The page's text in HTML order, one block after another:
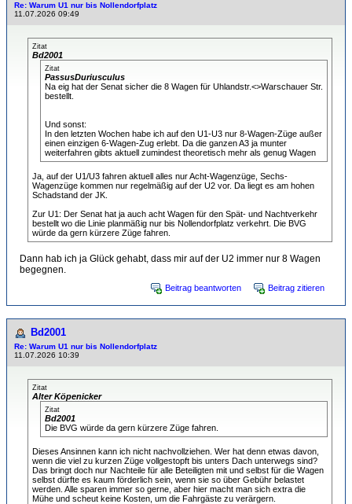
Re: Warum U1 nur bis Nollendorfplatz
11.07.2026 09:49
Zitat
Bd2001
Zitat
PassusDuriusculus
Na eig hat der Senat sicher die 8 Wagen für Uhlandstr.<>Warschauer Str.
bestellt.
Und sonst:
In den letzten Wochen habe ich auf den U1-U3 nur 8-Wagen-Züge außer
einen einzigen 6-Wagen-Zug erlebt. Da die ganzen A3 ja munter
weiterfahren gibts aktuell zumindest theoretisch mehr als genug Wagen
Ja, auf der U1/U3 fahren aktuell alles nur Acht-Wagenzüge, Sechs-
Wagenzüge kommen nur regelmäßig auf der U2 vor. Da liegt es am hohen
Schadstand der JK.
Zur U1: Der Senat hat ja auch acht Wagen für den Spät- und Nachtverkehr
bestellt wo die Linie planmäßig nur bis Nollendorfplatz verkehrt. Die BVG
würde da gern kürzere Züge fahren.
Dann hab ich ja Glück gehabt, dass mir auf der U2 immer nur 8 Wagen
begegnen.
Beitrag beantworten Beitrag zitieren
Bd2001
Re: Warum U1 nur bis Nollendorfplatz
11.07.2026 10:39
Zitat
Alter Köpenicker
Zitat
Bd2001
Die BVG würde da gern kürzere Züge fahren.
Dieses Ansinnen kann ich nicht nachvollziehen. Wer hat denn etwas davon,
wenn die viel zu kurzen Züge vollgestopft bis unters Dach unterwegs sind?
Das bringt doch nur Nachteile für alle Beteiligten mit und selbst für die Wagen
selbst dürfte es kaum förderlich sein, wenn sie so über Gebühr belastet
werden. Alle sparen immer so gerne, aber hier macht man sich extra die
Mühe und scheut keine Kosten, um die Fahrgäste zu verärgern.